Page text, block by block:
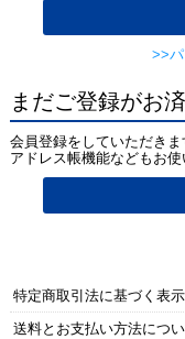
>>
まだご登録がお
会員登録をしていただき
アドレス帳機能などもお使
特定商取引法に基づく表示
送料とお支払い方法につ